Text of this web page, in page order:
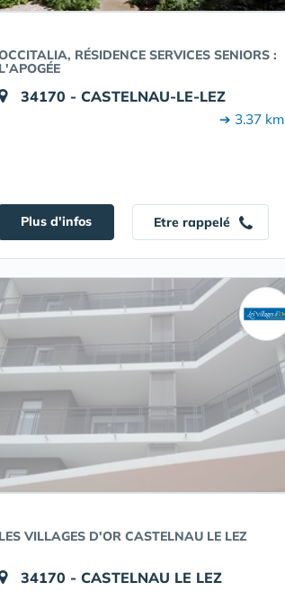
RÉSIDENCE SERVICES SENIORS :
L'APOGÉE
34170 - CASTELNAU-LE-LEZ
➔ 3.37 km
Plus d'infos Etre rappelé
LES VILLAGES D'OR CASTELNAU LE LEZ
34170 - CASTELNAU LE LEZ